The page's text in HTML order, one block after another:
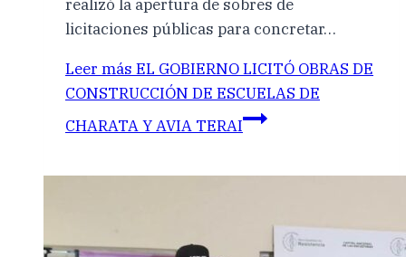
realizó la apertura de sobres de
licitaciones públicas para concretar…
Leer más EL GOBIERNO LICITÓ OBRAS DE
CONSTRUCCIÓN DE ESCUELAS DE
CHARATA Y AVIA TERAI